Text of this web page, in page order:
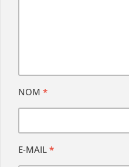
NOM *
E-MAIL *